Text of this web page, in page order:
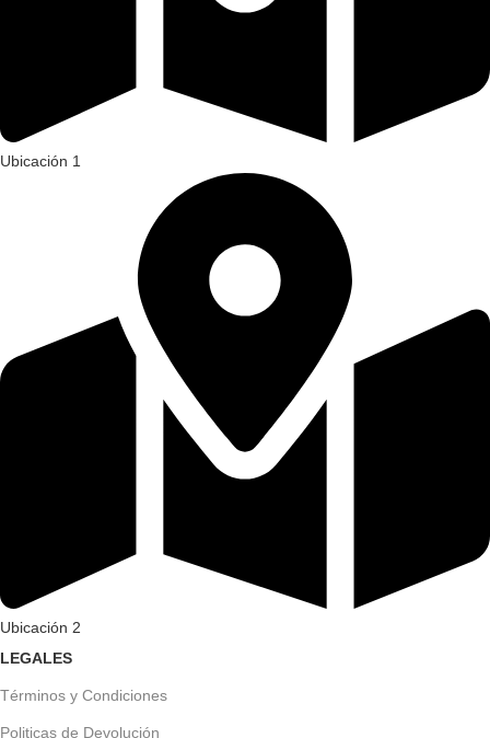
Ubicación 1
Ubicación 2
LEGALES
Términos y Condiciones
Politicas de Devolución